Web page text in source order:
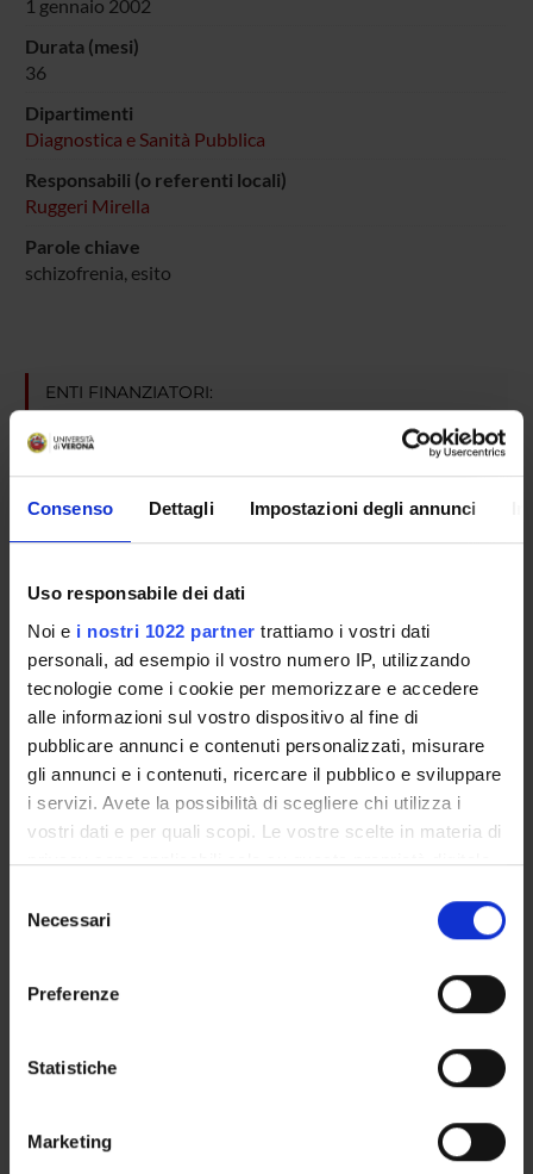
Consenso Dettagli Impostazioni degli annunci
Uso responsabile dei dati
Noi e i nostri 1022 partner trattiamo i vostri dati
personali, ad esempio il vostro numero IP, utilizzando
tecnologie come i cookie per memorizzare e accedere
alle informazioni sul vostro dispositivo al fine di
pubblicare annunci e contenuti personalizzati, misurare
gli annunci e i contenuti, ricercare il pubblico e sviluppare
i servizi. Avete la possibilità di scegliere chi utilizza i
vostri dati e per quali scopi. Le vostre scelte in materia di
privacy sono applicabili solo su questa proprietà digitale
modificare o revocare il proprio consenso in qualsiasi
momento dalla Dichiarazione sui cookie o facendo clic
raccogliere informazioni sulla tua posizione
geografica, con un'approssimazione di qualche
Identificare il tuo dispositivo, scansionandolo
delNecessari
Preferenze
Statistiche
Marketing
1 gennaio 2002
Durata (mesi)
36
Dipartimenti
Diagnostica e Sanità Pubblica
Responsabili (o referenti locali)
Ruggeri Mirella
Parole chiave
schizofrenia, esito
ENTI FINANZIATORI:
Fondazione Lugli
assegnato e gestito dal Dipartimento
Tecnico-Amministrativo
Doriana Cristofalo
Tecnico-Amministrativo
Antonio Lasalvia
Mirella Ruggeri
Michele Tansella